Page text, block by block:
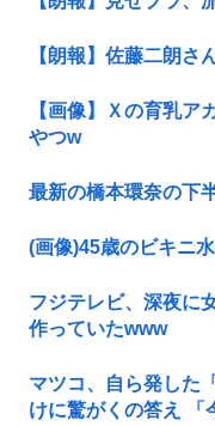
【朗報】佐藤二朗さ
【画像】Ｘの育乳ア
やつw
最新の橋本環奈の下
(画像)45歳のビキニ
フジテレビ、深夜に
作っていたwww
マツコ、自ら発した
けに驚がくの答え 「